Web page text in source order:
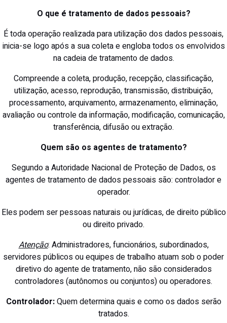
O que é tratamento de dados pessoais?
É toda operação realizada para utilização dos dados pessoais,
inicia-se logo após a sua coleta e engloba todos os envolvidos
na cadeia de tratamento de dados.
Compreende a coleta, produção, recepção, classificação,
utilização, acesso, reprodução, transmissão, distribuição,
processamento, arquivamento, armazenamento, eliminação,
avaliação ou controle da informação, modificação, comunicação,
transferência, difusão ou extração.
Quem são os agentes de tratamento?
Segundo a Autoridade Nacional de Proteção de Dados, os
agentes de tratamento de dados pessoais são: controlador e
operador.
Eles podem ser pessoas naturais ou jurídicas, de direito público
ou direito privado.
Atenção: Administradores, funcionários, subordinados,
servidores públicos ou equipes de trabalho atuam sob o poder
diretivo do agente de tratamento, não são considerados
controladores (autônomos ou conjuntos) ou operadores.
Controlador:Quem determina quais e como os dados serão
tratados.